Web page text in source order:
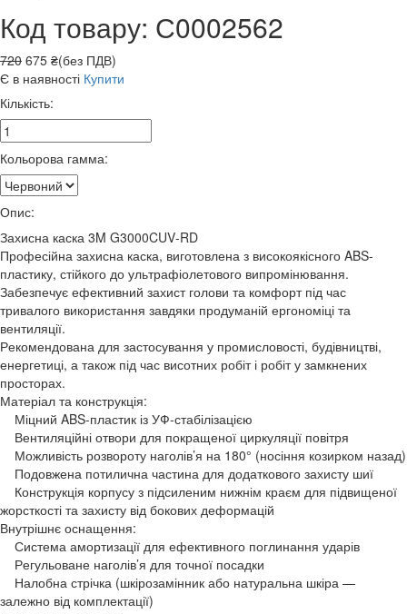
Код товару: С0002562
720 675 ₴(без ПДВ)
Є в наявності Купити
Кількість:
Кольорова гамма:
Опис:
Захисна каска 3M G3000CUV-RD
Професійна захисна каска, виготовлена з високоякісного ABS-
пластику, стійкого до ультрафіолетового випромінювання.
Забезпечує ефективний захист голови та комфорт під час
тривалого використання завдяки продуманій ергономіці та
вентиляції.
Рекомендована для застосування у промисловості, будівництві,
енергетиці, а також під час висотних робіт і робіт у замкнених
просторах.
Матеріал та конструкція:
Міцний ABS-пластик із УФ-стабілізацією
Вентиляційні отвори для покращеної циркуляції повітря
Можливість розвороту наголів’я на 180° (носіння козирком назад)
Подовжена потилична частина для додаткового захисту шиї
Конструкція корпусу з підсиленим нижнім краєм для підвищеної
жорсткості та захисту від бокових деформацій
Внутрішнє оснащення:
Система амортизації для ефективного поглинання ударів
Регульоване наголів’я для точної посадки
Налобна стрічка (шкірозамінник або натуральна шкіра —
залежно від комплектації)